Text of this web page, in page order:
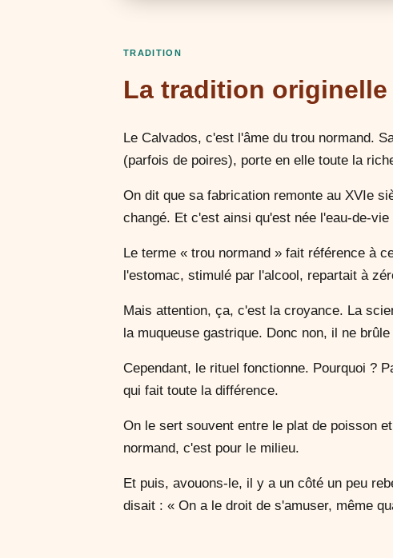
TRADITION
La tradition
Le Calvados, c'est l'âme du trou normand.
(parfois de poires), porte en elle toute la
On dit que sa fabrication remonte au XVIe
changé. Et c'est ainsi qu'est née l'eau-de-vie
Le terme « trou normand » fait référence à
l'estomac, stimulé par l'alcool, repartait à
Mais attention, ça, c'est la croyance. La
la muqueuse gastrique. Donc non, il ne
Cependant, le rituel fonctionne. Pourquoi ?
qui fait toute la différence.
On le sert souvent entre le plat de poisson
normand, c'est pour le milieu.
Et puis, avouons-le, il y a un côté un peu
disait : « On a le droit de s'amuser, même